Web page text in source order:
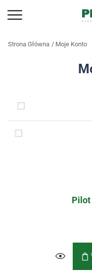
Strona Główna Moje Konto
Pilot